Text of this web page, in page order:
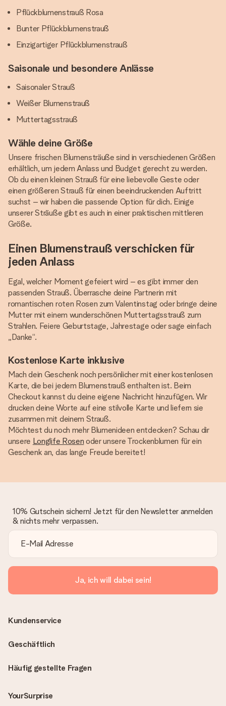
Pflückblumenstrauß Rosa
Bunter Pflückblumenstrauß
Einzigartiger Pflückblumenstrauß
Saisonale und besondere Anlässe
Saisonaler Strauß
Weißer Blumenstrauß
Muttertagsstrauß
Wähle deine Größe
Unsere frischen Blumensträuße sind in verschiedenen Größen
erhältlich, um jedem Anlass und Budget gerecht zu werden.
Ob du einen kleinen Strauß für eine liebevolle Geste oder
einen größeren Strauß für einen beeindruckenden Auftritt
suchst – wir haben die passende Option für dich. Einige
unserer Sträuße gibt es auch in einer praktischen mittleren
Größe.
Einen Blumenstrauß verschicken für
jeden Anlass
Egal, welcher Moment gefeiert wird – es gibt immer den
passenden Strauß. Überrasche deine Partnerin mit
romantischen roten Rosen zum Valentinstag oder bringe deine
Mutter mit einem wunderschönen Muttertagsstrauß zum
Strahlen. Feiere Geburtstage, Jahrestage oder sage einfach
„Danke“.
Kostenlose Karte inklusive
Mach dein Geschenk noch persönlicher mit einer kostenlosen
Karte, die bei jedem Blumenstrauß enthalten ist. Beim
Checkout kannst du deine eigene Nachricht hinzufügen. Wir
drucken deine Worte auf eine stilvolle Karte und liefern sie
zusammen mit deinem Strauß.
Möchtest du noch mehr Blumenideen entdecken? Schau dir
unsere Longlife Rosen oder unsere Trockenblumen für ein
Geschenk an, das lange Freude bereitet!
10% Gutschein sichern! Jetzt für den Newsletter anmelden
& nichts mehr verpassen.
Ja, ich will dabei sein!
Häufig gestellte Fragen
YourSurprise
Kundenservice
Geschäftlich